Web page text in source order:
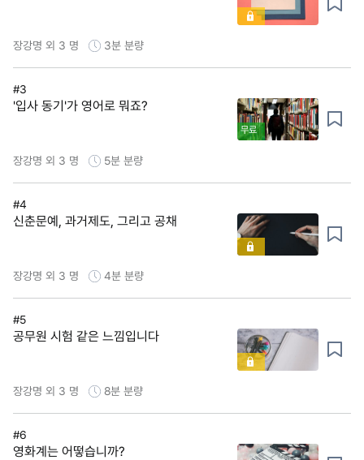
장강명 외 3 명 3분 분량
#3
'입사 동기'가 영어로 뭐죠?
무료
장강명 외 3 명 5분 분량
#4
신춘문예, 과거제도, 그리고 공채
장강명 외 3 명 4분 분량
#5
공무원 시험 같은 느낌입니다
장강명 외 3 명 8분 분량
#6
영화계는 어떻습니까?